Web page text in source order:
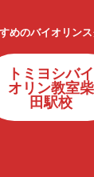
めのバイオリン
トミヨシバイ
オリン教室柴
田駅校